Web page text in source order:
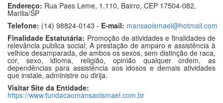
Endereço: Rua Paes Leme, 1.110, Bairro, CEP 17504-082,
Marilia/SP
Telefone: (14) 98824-0143 - E-mail: mansaoismael@hotmail.com
Finalidade Estatutária: Promoção de atividades e finalidades de
relevância publica social; A prestação de amparo e assistência à
velhice desamparada, de ambos os sexos, sem distinção de raca,
cor, sexo, idioma, religião, opinião qualquer ordem, as
dependências para assistência aos idosos e demais atividades
que instale, administre ou dirija.
Visitar Site da Entidade:
https://www.fundacaomansaoismael.com.br